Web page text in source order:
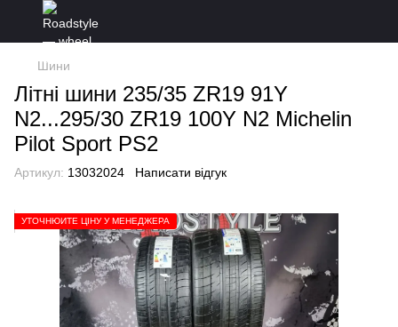
Шини
Літні шини 235/35 ZR19 91Y
N2...295/30 ZR19 100Y N2 Michelin
Pilot Sport PS2
Артикул: 13032024 Написати відгук
УТОЧНЮЙТЕ ЦІНУ У МЕНЕДЖЕРА